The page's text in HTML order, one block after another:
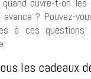
? Pouvez-
à ces questions
les cadeaux